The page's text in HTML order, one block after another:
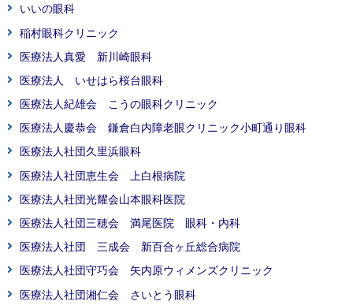
いいの眼科
稲村眼科クリニック
医療法人真愛 新川崎眼科
医療法人 いせはら桜台眼科
医療法人紀雄会 こうの眼科クリニック
医療法人慶恭会 鎌倉白内障老眼クリニック小町通り眼科
医療法人社団久里浜眼科
医療法人社団恵生会 上白根病院
医療法人社団光耀会山本眼科医院
医療法人社団三穂会 満尾医院 眼科・内科
医療法人社団 三成会 新百合ヶ丘総合病院
医療法人社団守巧会 矢内原ウィメンズクリニック
医療法人社団湘仁会 さいとう眼科